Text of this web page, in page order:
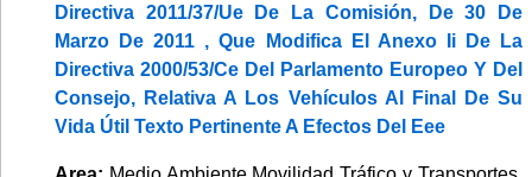
Directiva 2011/37/Ue De La Comisión, De 30 De
Marzo De 2011 , Que Modifica El Anexo Ii De La
Directiva 2000/53/Ce Del Parlamento Europeo Y Del
Consejo, Relativa A Los Vehículos Al Final De Su
Vida Útil Texto Pertinente A Efectos Del Eee